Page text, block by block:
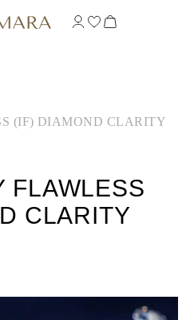
(IF) DIAMOND CLARITY
FLAWLESS
CLARITY